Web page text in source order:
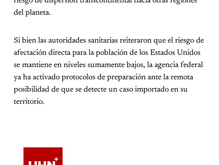
del planeta.
Si bien las autoridades sanitarias reiteraron que el riesgo de
afectación directa para la población de los Estados Unidos
se mantiene en niveles sumamente bajos, la agencia federal
ya ha activado protocolos de preparación ante la remota
posibilidad de que se detecte un caso importado en su
territorio.